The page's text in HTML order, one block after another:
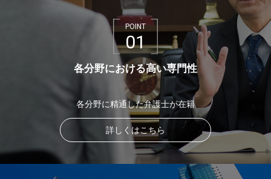
POINT
01
各分野における高い専門性
各分野に精通した弁護士が在籍
詳しくはこちら